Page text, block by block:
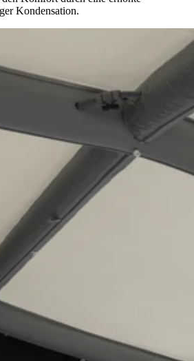
Kondensation.